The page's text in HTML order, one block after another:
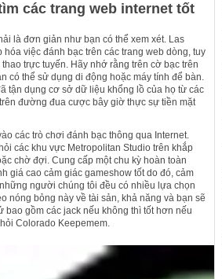
các trang web internet tốt
là đơn giản như bạn có thể xem xét. Las
việc đánh bạc trên các trang web dòng, tuy
trực tuyến. Hãy nhớ rằng trên cờ bạc trên
có thể sử dụng di động hoặc máy tính để bàn.
tận dụng cơ sở dữ liệu khổng lồ của họ từ các
đường đua cược bây giờ thực sự tiền mặt
các trò chơi đánh bạc thông qua Internet.
các khu vực Metropolitan Studio trên khắp
chờ đợi. Cung cấp một chu kỳ hoàn toàn
giá cao cảm giác gameshow tốt do đó, cảm
người chúng tôi đều có nhiều lựa chọn
nóng bỏng này về tài sản, khả năng và bạn sẽ
gồm các jack nếu không thì tốt hơn nếu
Colorado Keepemem.